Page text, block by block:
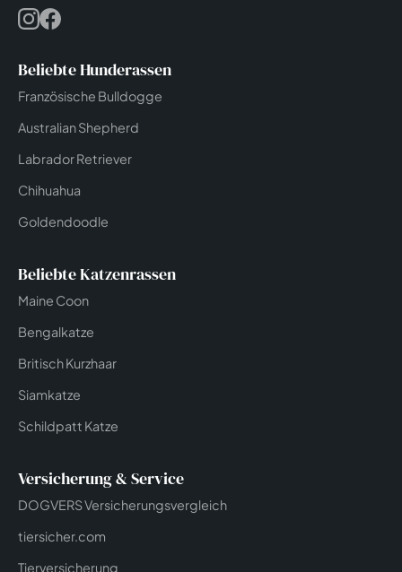
Beliebte Hunderassen
Französische Bulldogge
Australian Shepherd
Labrador Retriever
Chihuahua
Goldendoodle
Beliebte Katzenrassen
Maine Coon
Bengalkatze
Britisch Kurzhaar
Siamkatze
Schildpatt Katze
Versicherung & Service
DOGVERS Versicherungsvergleich
tiersicher.com
Tierversicherung